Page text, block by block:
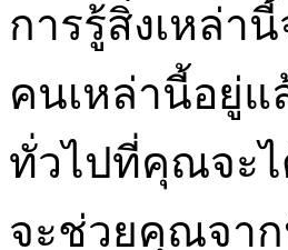
การรู้สิ่งเหล่า
คนเหล่านี้อยู่แ
ทั่วไปที่คุณจะไ
จะช่วยคุณจา